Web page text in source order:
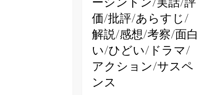
価/批評/あらすじ/
解説/感想/考察/面白
い/ひどい/ドラマ/
アクション/サスペ
ンス